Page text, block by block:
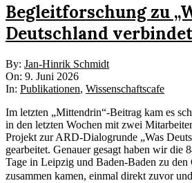
Begleitforschung zu
Deutschland
2026-
06-
09
By: Jan-Hinrik Schmidt
On: 9. Juni 2026
In: Publikationen, Wissenschaftscafe
Im letzten „Mittendrin“-Beitrag kam es
in den letzten Wochen mit zwei
Projekt zur ARD-Dialogrunde „Was
gearbeitet. Genauer gesagt haben wir die
Tage in Leipzig und Baden-Baden zu den
zusammen kamen, einmal direkt zuvor und